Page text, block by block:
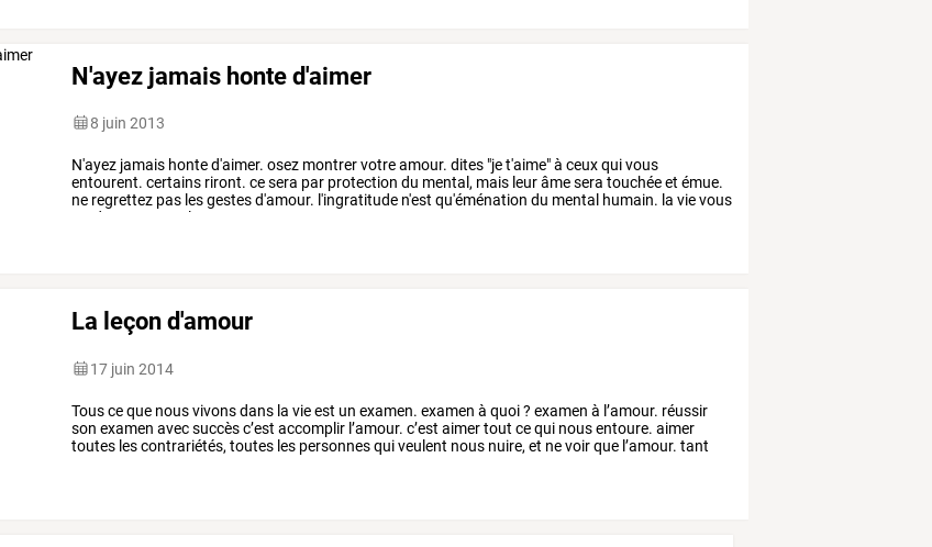
N'ayez jamais honte d'aimer
8 juin 2013
N'ayez jamais honted'aimer. osez montrervotreamour. dites "jet'aime"à ceuxquivous
entourent. certains riront. cesera par protection du mental, mais leurâmesera touchéeet émue.
ne regrettez pas lesgestesd'amour. l'ingratitude n'est qu'éménation du mental humain. la vievous
rendra
centuple
La leçon d'amour
17 juin 2014
Tousceque nousvivonsdans la vieest un examen. examen à quoi? examen à l’amour. réussir
son examen avecsuccèsc’est accomplir l’amour. c’est aimertout cequi nousentoure. aimer
toutes lescontrariétés, toutes les personnesquiveulent nous nuire, et nevoirque l’amour. tant